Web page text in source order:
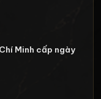
Minh cấp ngày